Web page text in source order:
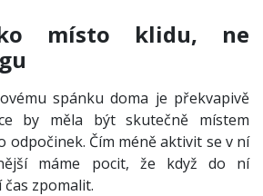
místo klidu, ne
spánku doma je překvapivě
by měla být skutečně místem
odpočinek. Čím méně aktivit se v ní
máme pocit, že když do ní
zpomalit.